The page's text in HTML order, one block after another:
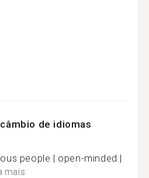
de idiomas
people | open-minded |
mais